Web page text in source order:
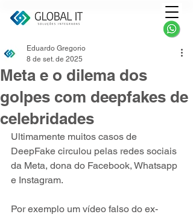
Meta e o dilema dos
golpes com deepfakes de
celebridades
Eduardo Gregorio
8 de set. de 2025
Ultimamente muitos casos de
DeepFake circulou pelas redes sociais
da Meta, dona do Facebook, Whatsapp
e Instagram.
Por exemplo um vídeo falso do ex-